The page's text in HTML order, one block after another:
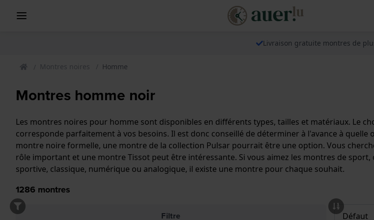
Livraison gratuite montres de
Montres noires Homme
Montres homme noir
Les montres noires pour homme sont disponibles en différents types, tailles et matériaux. Le
corresponde parfaitement à vos besoins. Il est donc conseillé de déterminer à l'avance à
montre noire formelle, une montre de la collection Pulsar pourrait être une option. Vous
rôle important et une montre Tissot peut être intéressante. Si vous aimez les montres de
sportive, classique, numérique ou analogique, il existe une montre pour chaque souhait.
1286 montres
Filtre